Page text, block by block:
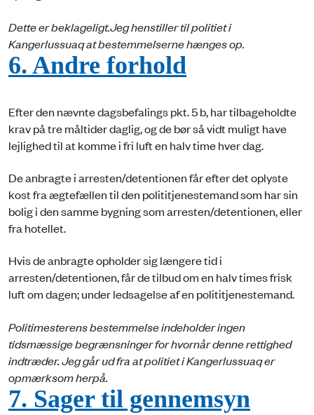
Dette er beklageligt.Jeg henstiller til politiet i
Kangerlussuaq at bestemmelserne hænges op.
6. Andre forhold
Efter den nævnte dagsbefalings pkt. 5 b, har tilbageholdte
krav på tre måltider daglig, og de bør så vidt muligt have
lejlighed til at komme i fri luft en halv time hver dag.
De anbragte i arresten/detentionen får efter det oplyste
kost fra ægtefællen til den polititjenestemand som har sin
bolig i den samme bygning som arresten/detentionen, eller
fra hotellet.
Hvis de anbragte opholder sig længere tid i
arresten/detentionen, får de tilbud om en halv times frisk
luft om dagen; under ledsagelse af en polititjenestemand.
Politimesterens bestemmelse indeholder ingen
tidsmæssige begrænsninger for hvornår denne rettighed
indtræder. Jeg går ud fra at politiet i Kangerlussuaq er
opmærksom herpå.
7. Sager til gennemsyn